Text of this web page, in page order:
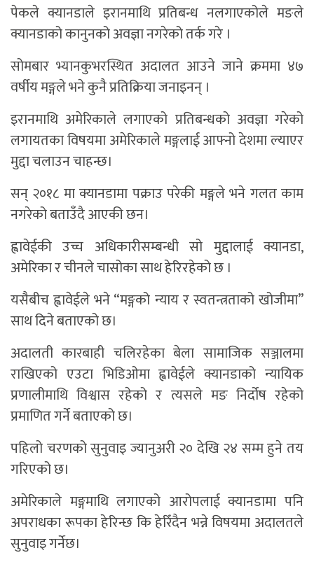
पेकले क्यानडाले इरानमाथि प्रतिबन्ध नलगाएकोले मङले
क्यानडाको कानुनको अवज्ञा नगरेको तर्क गरे ।
सोमबार भ्यानकुभरस्थित अदालत आउने जाने क्रममा ४७
वर्षीय मङ्गले भने कुनै प्रतिक्रिया जनाइनन् ।
इरानमाथि अमेरिकाले लगाएको प्रतिबन्धको अवज्ञा गरेको
लगायतका विषयमा अमेरिकाले मङ्गलाई आफ्नो देशमा ल्याएर
मुद्दा चलाउन चाहन्छ।
सन् २०१८ मा क्यानडामा पक्राउ परेकी मङ्गले भने गलत काम
नगरेको बताउँदै आएकी छन।
ह्वावेईकी उच्च अधिकारीसम्बन्धी सो मुद्दालाई क्यानडा,
अमेरिका र चीनले चासोका साथ हेरिरहेको छ ।
यसैबीच ह्वावेईले भने “मङ्गको न्याय र स्वतन्त्रताको खोजीमा”
साथ दिने बताएको छ।
अदालती कारबाही चलिरहेका बेला सामाजिक सञ्जालमा
राखिएको एउटा भिडिओमा ह्वावेईले क्यानडाको न्यायिक
प्रणालीमाथि विश्वास रहेको र त्यसले मङ निर्दोष रहेको
प्रमाणित गर्ने बताएको छ।
पहिलो चरणको सुनुवाइ ज्यानुअरी २० देखि २४ सम्म हुने तय
गरिएको छ।
अमेरिकाले मङ्गमाथि लगाएको आरोपलाई क्यानडामा पनि
अपराधका रूपका हेरिन्छ कि हेरिँदैन भन्ने विषयमा अदालतले
सुनुवाइ गर्नेछ।